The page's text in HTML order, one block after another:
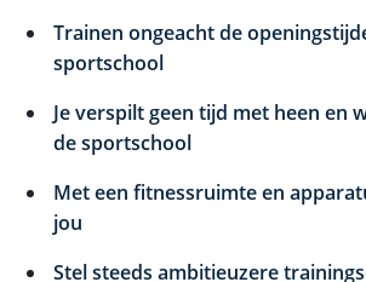
Trainen ongeacht de
sportschool
Je verspilt geen tijd met heen en
de sportschool
Met een fitnessruimte en
jou
Stel steeds ambitieuzere